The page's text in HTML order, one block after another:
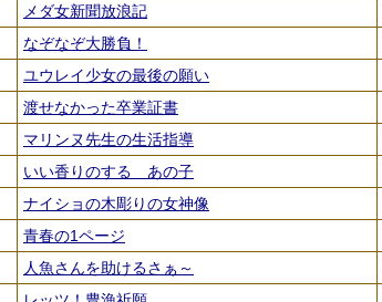
メダ女新聞放浪記
なぞなぞ大勝負！
ユウレイ少女の最後の願い
渡せなかった卒業証書
マリンヌ先生の生活指導
いい香りのする あの子
ナイショの木彫りの女神像
青春の1ページ
人魚さんを助けるさぁ～